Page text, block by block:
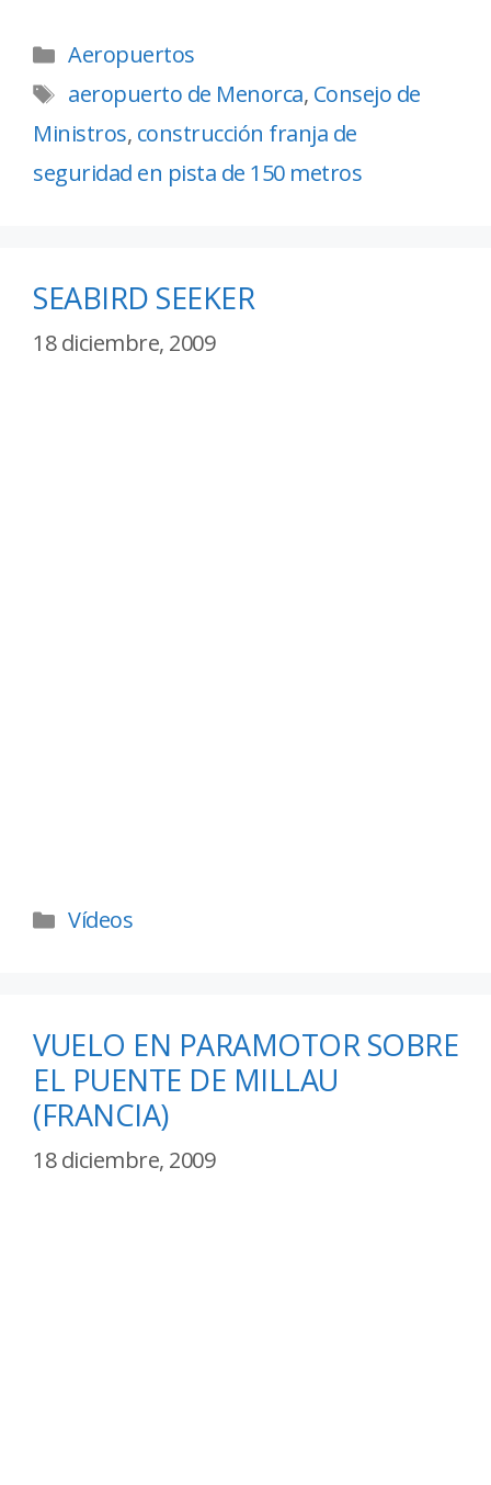
Aeropuertos
aeropuerto de Menorca, Consejo de
Ministros, construcción franja de
seguridad en pista de 150 metros
SEABIRD SEEKER
18 diciembre, 2009
Vídeos
VUELO EN PARAMOTOR SOBRE
EL PUENTE DE MILLAU
(FRANCIA)
18 diciembre, 2009